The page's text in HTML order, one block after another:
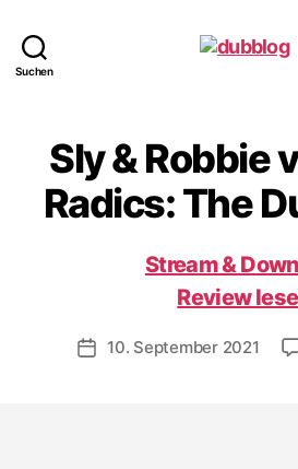
Suchen
Sly & Robbie
Radics: The
Stream &
Review
Veröffentlichungsdatum
10. September 2021